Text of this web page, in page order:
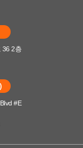
36 2층
#E